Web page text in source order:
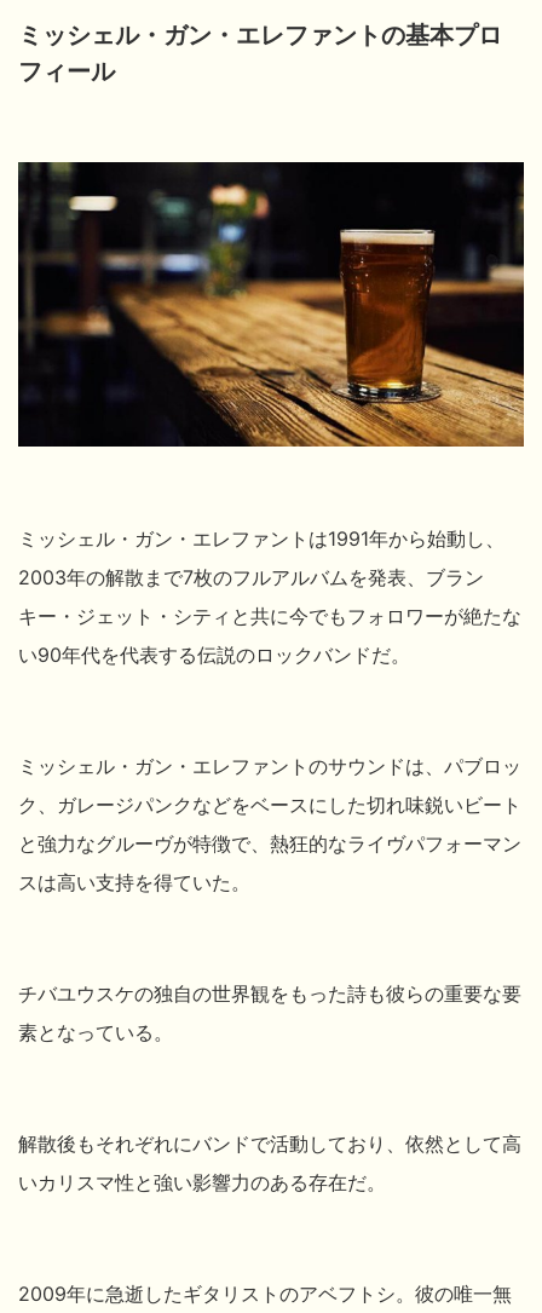
ミッシェル・ガン・エレファントの基本プロ
フィール
ミッシェル・ガン・エレファントは1991年から始動し、
2003年の解散まで7枚のフルアルバムを発表、ブラン
キー・ジェット・シティと共に今でもフォロワーが絶たな
い90年代を代表する伝説のロックバンドだ。
ミッシェル・ガン・エレファントのサウンドは、パブロッ
ク、ガレージパンクなどをベースにした切れ味鋭いビート
と強力なグルーヴが特徴で、熱狂的なライヴパフォーマン
スは高い支持を得ていた。
チバユウスケの独自の世界観をもった詩も彼らの重要な要
素となっている。
解散後もそれぞれにバンドで活動しており、依然として高
いカリスマ性と強い影響力のある存在だ。
2009年に急逝したギタリストのアベフトシ。彼の唯一無